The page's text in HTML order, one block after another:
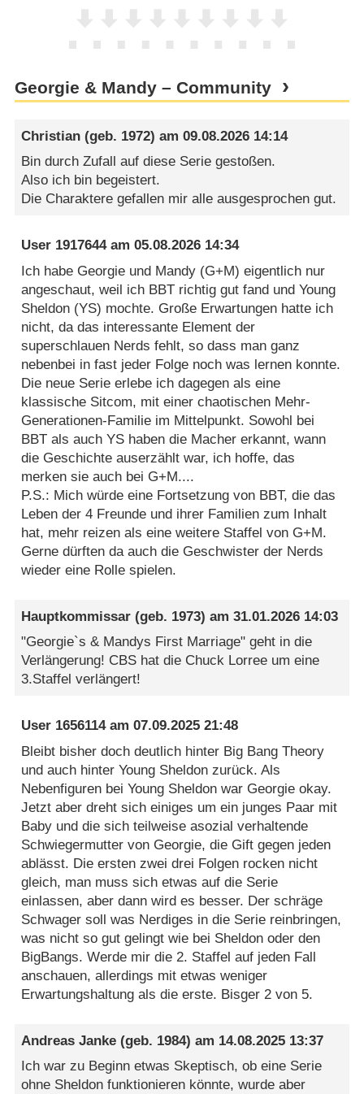
Georgie & Mandy – Community
Christian (geb. 1972) am09.08.2026 14:14
Bin durch Zufall auf diese Serie gestoßen.
Also ich bin begeistert.
Die Charaktere gefallen mir alle ausgesprochen gut.
User 1917644am05.08.2026 14:34
Ich habe Georgie und Mandy (G+M) eigentlich nur
angeschaut, weil ich BBT richtig gut fand und Young
Sheldon (YS) mochte. Große Erwartungen hatte ich
nicht, da das interessante Element der
superschlauen Nerds fehlt, so dass man ganz
nebenbei in fast jeder Folge noch was lernen konnte.
Die neue Serie erlebe ich dagegen als eine
klassische Sitcom, mit einer chaotischen Mehr-
Generationen-Familie im Mittelpunkt. Sowohl bei
BBT als auch YS haben die Macher erkannt, wann
die Geschichte auserzählt war, ich hoffe, das
merken sie auch bei G+M....
P.S.: Mich würde eine Fortsetzung von BBT, die das
Leben der 4 Freunde und ihrer Familien zum Inhalt
hat, mehr reizen als eine weitere Staffel von G+M.
Gerne dürften da auch die Geschwister der Nerds
wieder eine Rolle spielen.
Hauptkommissar (geb. 1973) am31.01.2026 14:03
"Georgie`s & Mandys First Marriage" geht in die
Verlängerung! CBS hat die Chuck Lorree um eine
3.Staffel verlängert!
User 1656114am07.09.2025 21:48
Bleibt bisher doch deutlich hinter Big Bang Theory
und auch hinter Young Sheldon zurück. Als
Nebenfiguren bei Young Sheldon war Georgie okay.
Jetzt aber dreht sich einiges um ein junges Paar mit
Baby und die sich teilweise asozial verhaltende
Schwiegermutter von Georgie, die Gift gegen jeden
ablässt. Die ersten zwei drei Folgen rocken nicht
gleich, man muss sich etwas auf die Serie
einlassen, aber dann wird es besser. Der schräge
Schwager soll was Nerdiges in die Serie reinbringen,
was nicht so gut gelingt wie bei Sheldon oder den
BigBangs. Werde mir die 2. Staffel auf jeden Fall
anschauen, allerdings mit etwas weniger
Erwartungshaltung als die erste. Bisger 2 von 5.
Andreas Janke (geb. 1984) am 14.08.2025 13:37
Ich war zu Beginn etwas Skeptisch, ob eine Serie
ohne Sheldon funktionieren könnte, wurde aber